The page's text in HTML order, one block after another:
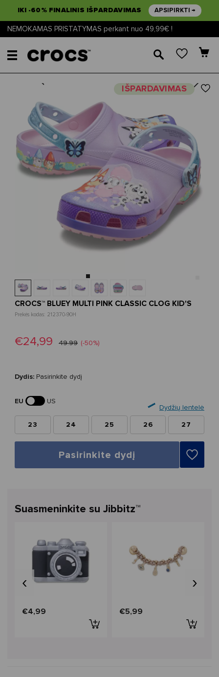
IKI -60% FINALINIS IŠPARDAVIMAS APSIPIRKTI →
NEMOKAMAS PRISTATYMAS perkant nuo 49,99€ !
🔎
IŠPARDAVIMASNext
CROCS™ BLUEY MULTI PINK CLASSIC CLOG KID'S
Prekės kodas: 212370-90H
€24,99 49.99 (-50%)
Dydis: Pasirinkite dydį
EU
US
Dydžių lentelė
23 24 25 26 27
Pasirinkite dydį
Suasmeninkite su Jibbitz™
€4,99 €5,99
‹ ›